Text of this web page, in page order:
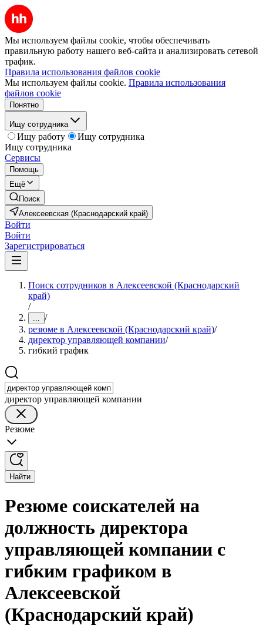
Мы используем файлы cookie, чтобы обеспечивать
правильную работу нашего веб-сайта и анализировать сетевой
трафик.
Правила использования файлов cookie
Мы используем файлы cookie. Правила использования
файлов cookie
Понятно
Ищу сотрудника
Ищу работу
Ищу сотрудника
Ищу сотрудника
Сервисы
Помощь
Ещё
Поиск
Алексеевская (Краснодарский край)
Войти
Войти
Зарегистрироваться
Поиск сотрудников в Алексеевской (Краснодарский
край)
/
... /
резюме в Алексеевской (Краснодарский край)/
директор управляющей компании/
гибкий график
директор управляющей компании
Резюме
Найти
Резюме соискателей на
должность директора
управляющей компании с
гибким графиком в
Алексеевской
(Краснодарский край)